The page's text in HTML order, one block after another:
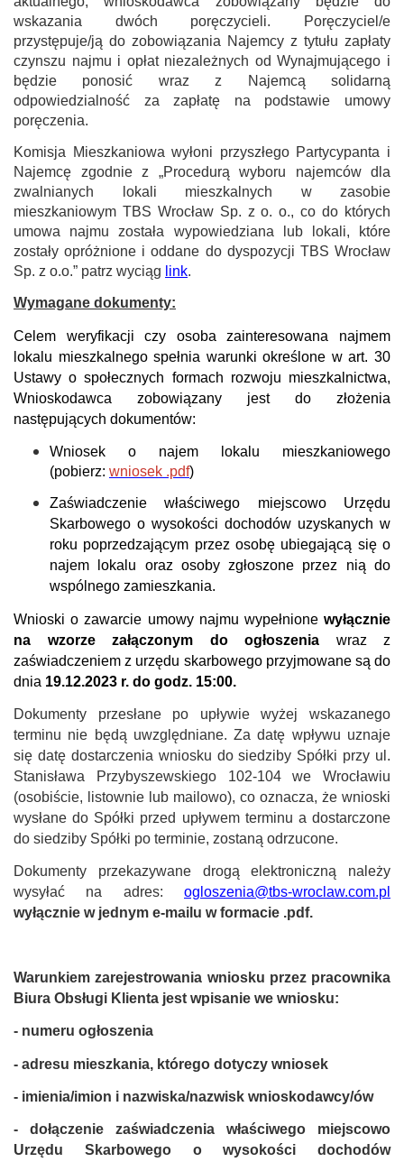
wskazania dwóch poręczycieli. Poręczyciel/e
przystępuje/ją do zobowiązania Najemcy z tytułu zapłaty
czynszu najmu i opłat niezależnych od Wynajmującego i
będzie ponosić wraz z Najemcą solidarną
odpowiedzialność za zapłatę na podstawie umowy
poręczenia.
Komisja Mieszkaniowa wyłoni przyszłego Partycypanta i
Najemcę zgodnie z „Procedurą wyboru najemców dla
zwalnianych lokali mieszkalnych w zasobie
mieszkaniowym TBS Wrocław Sp. z o. o., co do których
umowa najmu została wypowiedziana lub lokali, które
zostały opróżnione i oddane do dyspozycji TBS Wrocław
Sp. z o.o.” patrz wyciąg link.
Wymagane dokumenty:
Celem weryfikacji czy osoba zainteresowana najmem
lokalu mieszkalnego spełnia warunki określone w art. 30
Ustawy o społecznych formach rozwoju mieszkalnictwa,
Wnioskodawca zobowiązany jest do złożenia
następujących dokumentów:
Wniosek o najem lokalu mieszkaniowego
(pobierz: wniosek .pdf)
Zaświadczenie właściwego miejscowo Urzędu
Skarbowego o wysokości dochodów uzyskanych w
roku poprzedzającym przez osobę ubiegającą się o
najem lokalu oraz osoby zgłoszone przez nią do
wspólnego zamieszkania.
Wnioski o zawarcie umowy najmu wypełnione wyłącznie
na wzorze załączonym do ogłoszenia wraz z
zaświadczeniem z urzędu skarbowego przyjmowane są do
dnia 19.12.2023 r. do godz. 15:00.
Dokumenty przesłane po upływie wyżej wskazanego
terminu nie będą uwzględniane. Za datę wpływu uznaje
się datę dostarczenia wniosku do siedziby Spółki przy ul.
Stanisława Przybyszewskiego 102-104 we Wrocławiu
(osobiście, listownie lub mailowo), co oznacza, że wnioski
wysłane do Spółki przed upływem terminu a dostarczone
do siedziby Spółki po terminie, zostaną odrzucone.
Dokumenty przekazywane drogą elektroniczną należy
wysyłać na adres: ogloszenia@tbs-wroclaw.com.pl
wyłącznie w jednym e-mailu w formacie .pdf.
Warunkiem zarejestrowania wniosku przez pracownika
Biura Obsługi Klienta jest wpisanie we wniosku:
- numeru ogłoszenia
- adresu mieszkania, którego dotyczy wniosek
- imienia/imion i nazwiska/nazwisk wnioskodawcy/ów
- dołączenie zaświadczenia właściwego miejscowo
Urzędu Skarbowego o wysokości dochodów